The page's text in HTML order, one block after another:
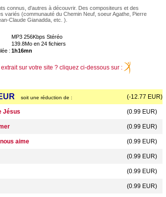
connus, d'autres à découvrir. Des compositeurs et des
variés (communauté du Chemin Neuf, soeur Agathe, Pierre
Claude Gianadda, etc. ).
MP3 256Kbps Stéréo
139.8Mo en 24 fichiers
: 1h16mn
sur votre site ? cliquez ci-dessous sur :
soit une réduction de : (-12.77 EUR)
Jésus (0.99 EUR)
(0.99 EUR)
aime (0.99 EUR)
(0.99 EUR)
(0.99 EUR)
(0.99 EUR)